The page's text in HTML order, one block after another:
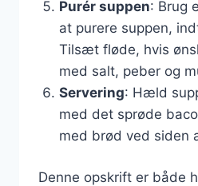
Purér suppen: Brug
at purere suppen,
Tilsæt fløde, hvis
med salt, peber og
Servering: Hæld
med det sprøde
med brød ved siden
Denne opskrift er både